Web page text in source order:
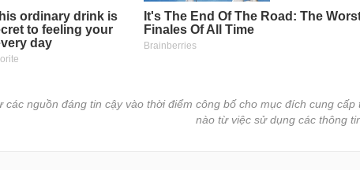
các nguồn đáng tin cậy vào thời điểm công bố cho mục đích cung
nào từ việc sử dụng các thông